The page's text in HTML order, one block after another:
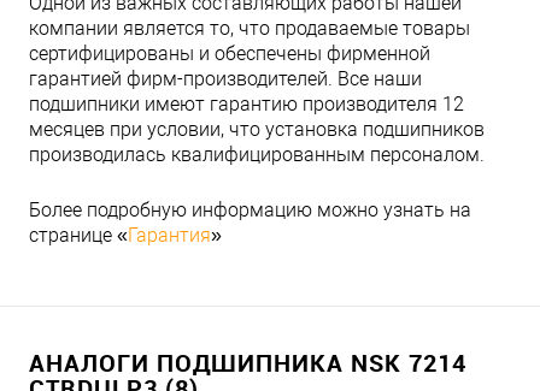
компании является то, что продаваемые товары
сертифицированы и обеспечены фирменной
гарантией фирм-производителей. Все наши
подшипники имеют гарантию производителя 12
месяцев при условии, что установка подшипников
производилась квалифицированным персоналом.
Более подробную информацию можно узнать на
странице «Гарантия»
АНАЛОГИ ПОДШИПНИКА NSK 7214